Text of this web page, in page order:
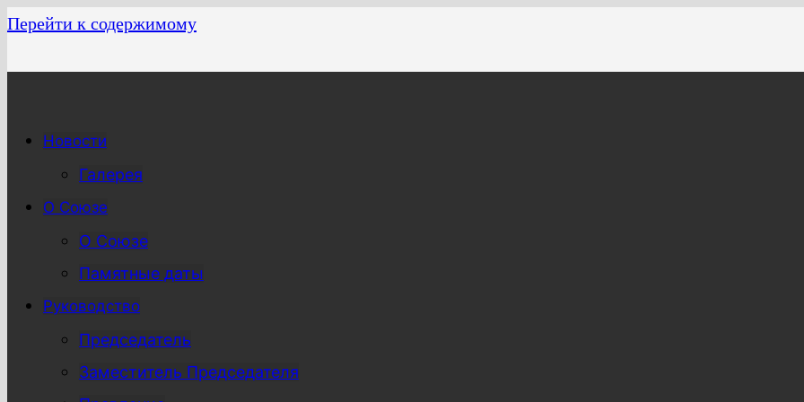
Перейти к содержимому
Новости
Галерея
О Союзе
О Союзе
Памятные даты
Руководство
Председатель
Заместитель Председателя